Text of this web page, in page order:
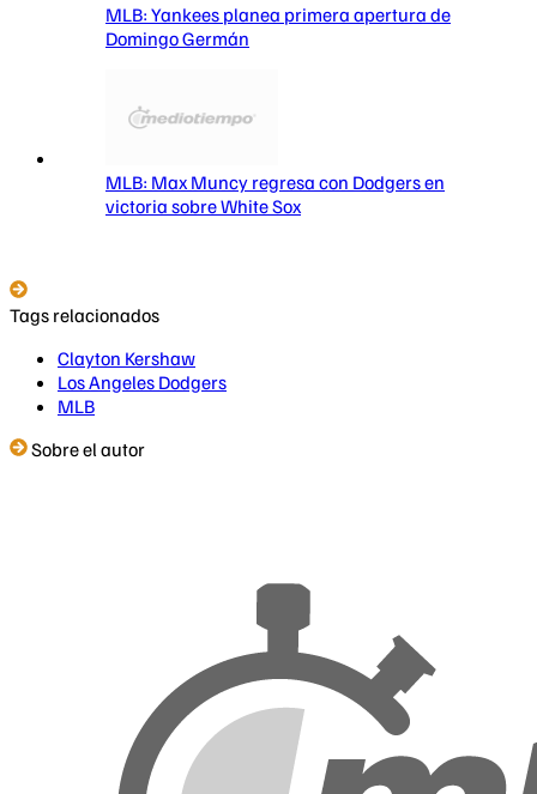
MLB: Yankees planea primera apertura de
Domingo Germán
MLB: Max Muncy regresa con Dodgers en
victoria sobre White Sox
Tags relacionados
Clayton Kershaw
Los Angeles Dodgers
MLB
Sobre el autor